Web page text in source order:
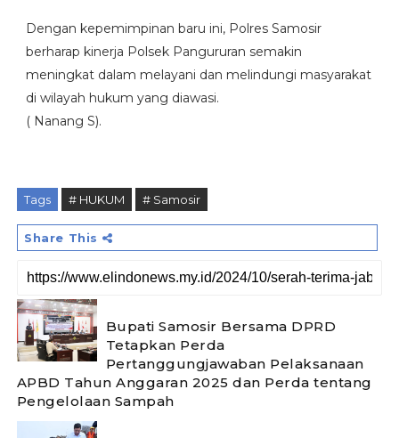
Dengan kepemimpinan baru ini, Polres Samosir
berharap kinerja Polsek Pangururan semakin
meningkat dalam melayani dan melindungi masyarakat
di wilayah hukum yang diawasi.
( Nanang S).
Tags # HUKUM # Samosir
Share This
Bupati Samosir Bersama DPRD
Tetapkan Perda
Pertanggungjawaban Pelaksanaan
APBD Tahun Anggaran 2025 dan Perda tentang
Pengelolaan Sampah